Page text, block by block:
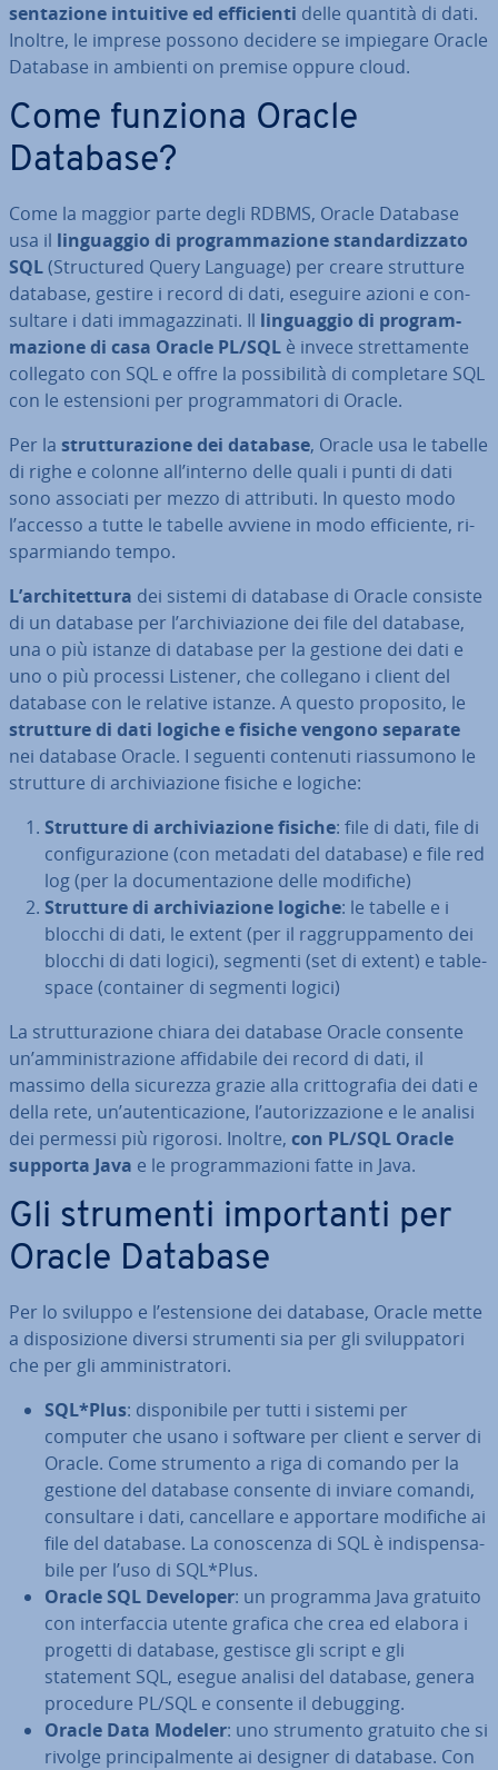
sen­ta­zio­ne intuitive ed ef­fi­cien­ti delle quantità di dati.
Inoltre, le imprese possono decidere se impiegare Oracle
Database in ambienti on premise oppure cloud.
Come funziona Oracle
Database?
Come la maggior parte degli RDBMS, Oracle Database
usa il lin­guag­gio di pro­gram­ma­zio­ne stan­dar­diz­za­to
SQL(Struc­tu­red Query Language) per creare strutture
database, gestire i record di dati, eseguire azioni e con­
sul­ta­re i dati im­ma­gaz­zi­na­ti. Il lin­guag­gio di pro­gram­
ma­zio­ne di casa Oracle PL/SQL è invece stret­ta­men­te
collegato con SQL e offre la pos­si­bi­li­tà di com­ple­ta­re SQL
con le esten­sio­ni per pro­gram­ma­to­ri di Oracle.
Per la strut­tu­ra­zio­ne dei database, Oracle usa le tabelle
di righe e colonne all’interno delle quali i punti di dati
sono associati per mezzo di attributi. In questo modo
l’accesso a tutte le tabelle avviene in modo ef­fi­cien­te, ri­
spar­mian­do tempo.
L’ar­chi­tet­tu­ra dei sistemi di database di Oracle consiste
di un database per l’ar­chi­via­zio­ne dei file del database,
una o più istanze di database per la gestione dei dati e
uno o più processi Listener, che collegano i client del
database con le relative istanze. A questo proposito, le
strutture di dati logiche e fisiche vengono separate
nei database Oracle. I seguenti contenuti rias­su­mo­no le
strutture di ar­chi­via­zio­ne fisiche e logiche:
Strutture di ar­chi­via­zio­ne fisiche: file di dati, file di
con­fi­gu­ra­zio­ne (con metadati del database) e file red
log (per la do­cu­men­ta­zio­ne delle modifiche)
Strutture di ar­chi­via­zio­ne logiche: le tabelle e i
blocchi di dati, le extent (per il rag­grup­pa­men­to dei
blocchi di dati logici), segmenti (set di extent) e ta­ble­
spa­ce (container di segmenti logici)
La strut­tu­ra­zio­ne chiara dei database Oracle consente
un’am­mi­ni­stra­zio­ne af­fi­da­bi­le dei record di dati, il
massimo della sicurezza grazie alla crit­to­gra­fia dei dati e
della rete, un’au­ten­ti­ca­zio­ne, l’au­to­riz­za­zio­ne e le analisi
dei permessi più rigorosi. Inoltre, con PL/SQL Oracle
supporta Java e le pro­gram­ma­zio­ni fatte in Java.
Gli strumenti im­por­tan­ti per
Oracle Database
Per lo sviluppo e l’esten­sio­ne dei database, Oracle mette
a di­spo­si­zio­ne diversi strumenti sia per gli svi­lup­pa­to­ri
che per gli am­mi­ni­stra­to­ri.
SQL*Plus: di­spo­ni­bi­le per tutti i sistemi per
computer che usano i software per client e server di
Oracle. Come strumento a riga di comando per la
gestione del database consente di inviare comandi,
con­sul­ta­re i dati, can­cel­la­re e apportare modifiche ai
file del database. La co­no­scen­za di SQL è in­di­spen­sa­
bi­le per l’uso di SQL*Plus.
Oracle SQL Developer: un programma Java gratuito
con in­ter­fac­cia utente grafica che crea ed elabora i
progetti di database, gestisce gli script e gli
statement SQL, esegue analisi del database, genera
procedure PL/SQL e consente il debugging.
Oracle Data Modeler: uno strumento gratuito che si
rivolge prin­ci­pal­men­te ai designer di database. Con